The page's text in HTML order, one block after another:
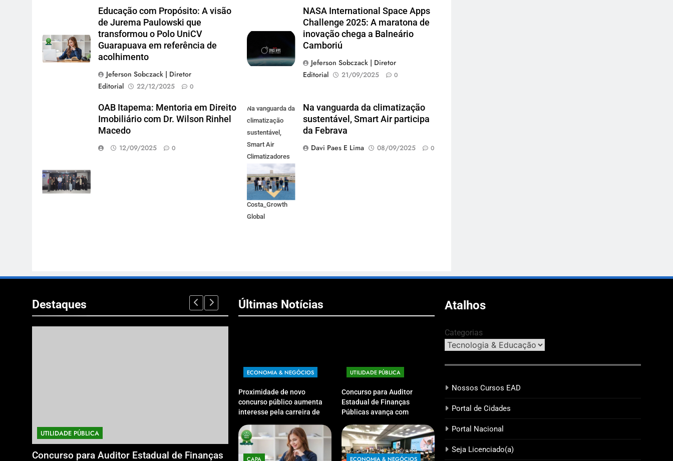
Educação com Propósito: A visão
de Jurema Paulowski que
transformou o Polo UniCV
Guarapuava em referência de
acolhimento
Jeferson Sobczack | Diretor
Editorial
22/12/2025 0
NASA International Space Apps
Challenge 2025: A maratona de
inovação chega a Balneário
Camboriú
Jeferson Sobczack | Diretor
Editorial
21/09/2025 0
OAB Itapema: Mentoria em Direito
Imobiliário com Dr. Wilson Rinhel
Macedo
12/09/2025 0
Na vanguarda da
climatização
sustentável,
Smart Air
Climatizadores
participa da
Febrava.
Crédito_ Felipe
Costa_Growth
Global
Na vanguarda da climatização
sustentável, Smart Air participa
da Febrava
Davi Paes E Lima
08/09/2025 0
Destaques
UTILIDADE PÚBLICA
Concurso para Auditor Estadual de Finanças
CAPA TECNOLOGIA & EDUCAÇÃO
Educação com Propósito: A visão de Jurema
CAPA ECONOMIA & NEGÓCIOS
Franchise4u leva oportunidades de franquias
Últimas Notícias
ECONOMIA & NEGÓCIOS
Proximidade de novo
concurso público aumenta
interesse pela carreira de
Públicas; live no Youtube irá
sanar dúvidas
UTILIDADE PÚBLICA
Concurso para Auditor
Estadual de Finanças
Públicas avança com
organizadora
CAPA ECONOMIA & NEGÓCIOS
Atalhos
Categorias
Nossos Cursos EAD
Portal de Cidades
Portal Nacional
Seja Licenciado(a)